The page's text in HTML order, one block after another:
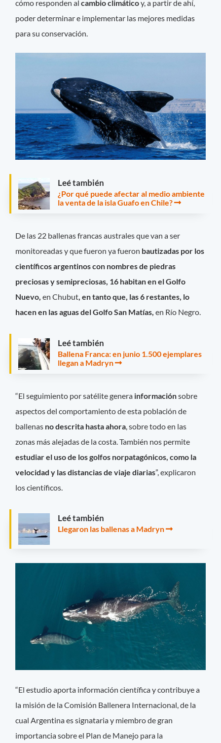
cómo responden alcambio climáticoy, a partir de ahí,
poder determinar e implementar las mejores medidas
para su conservación.
Leé también
¿Por qué puede afectar al medio ambiente
la venta de la isla Guafo en Chile?
De las 22 ballenas francas australes que van a ser
monitoreadas y que fueron ya fueron bautizadas por los
científicos argentinos con nombres de piedras
preciosas y semipreciosas, 16 habitan en el Golfo
Nuevo,en Chubut, en tanto que, las 6 restantes, lo
hacen en las aguas del Golfo San Matías,en Río Negro.
Leé también
Ballena Franca: en junio 1.500 ejemplares
llegan a Madryn
“El seguimiento por satélite genera informaciónsobre
aspectos del comportamiento de esta población de
ballenas no descrita hasta ahora , sobre todo en las
zonas más alejadas de la costa. También nos permite
estudiar el uso de los golfos norpatagónicos, como la
velocidad y las distancias de viaje diarias”, explicaron
los científicos.
Leé también
Llegaron las ballenas a Madryn
“El estudio aporta información científica y contribuye a
la misión de la Comisión Ballenera Internacional, de la
cual Argentina es signataria y miembro de gran
importancia sobre el Plan de Manejo para la